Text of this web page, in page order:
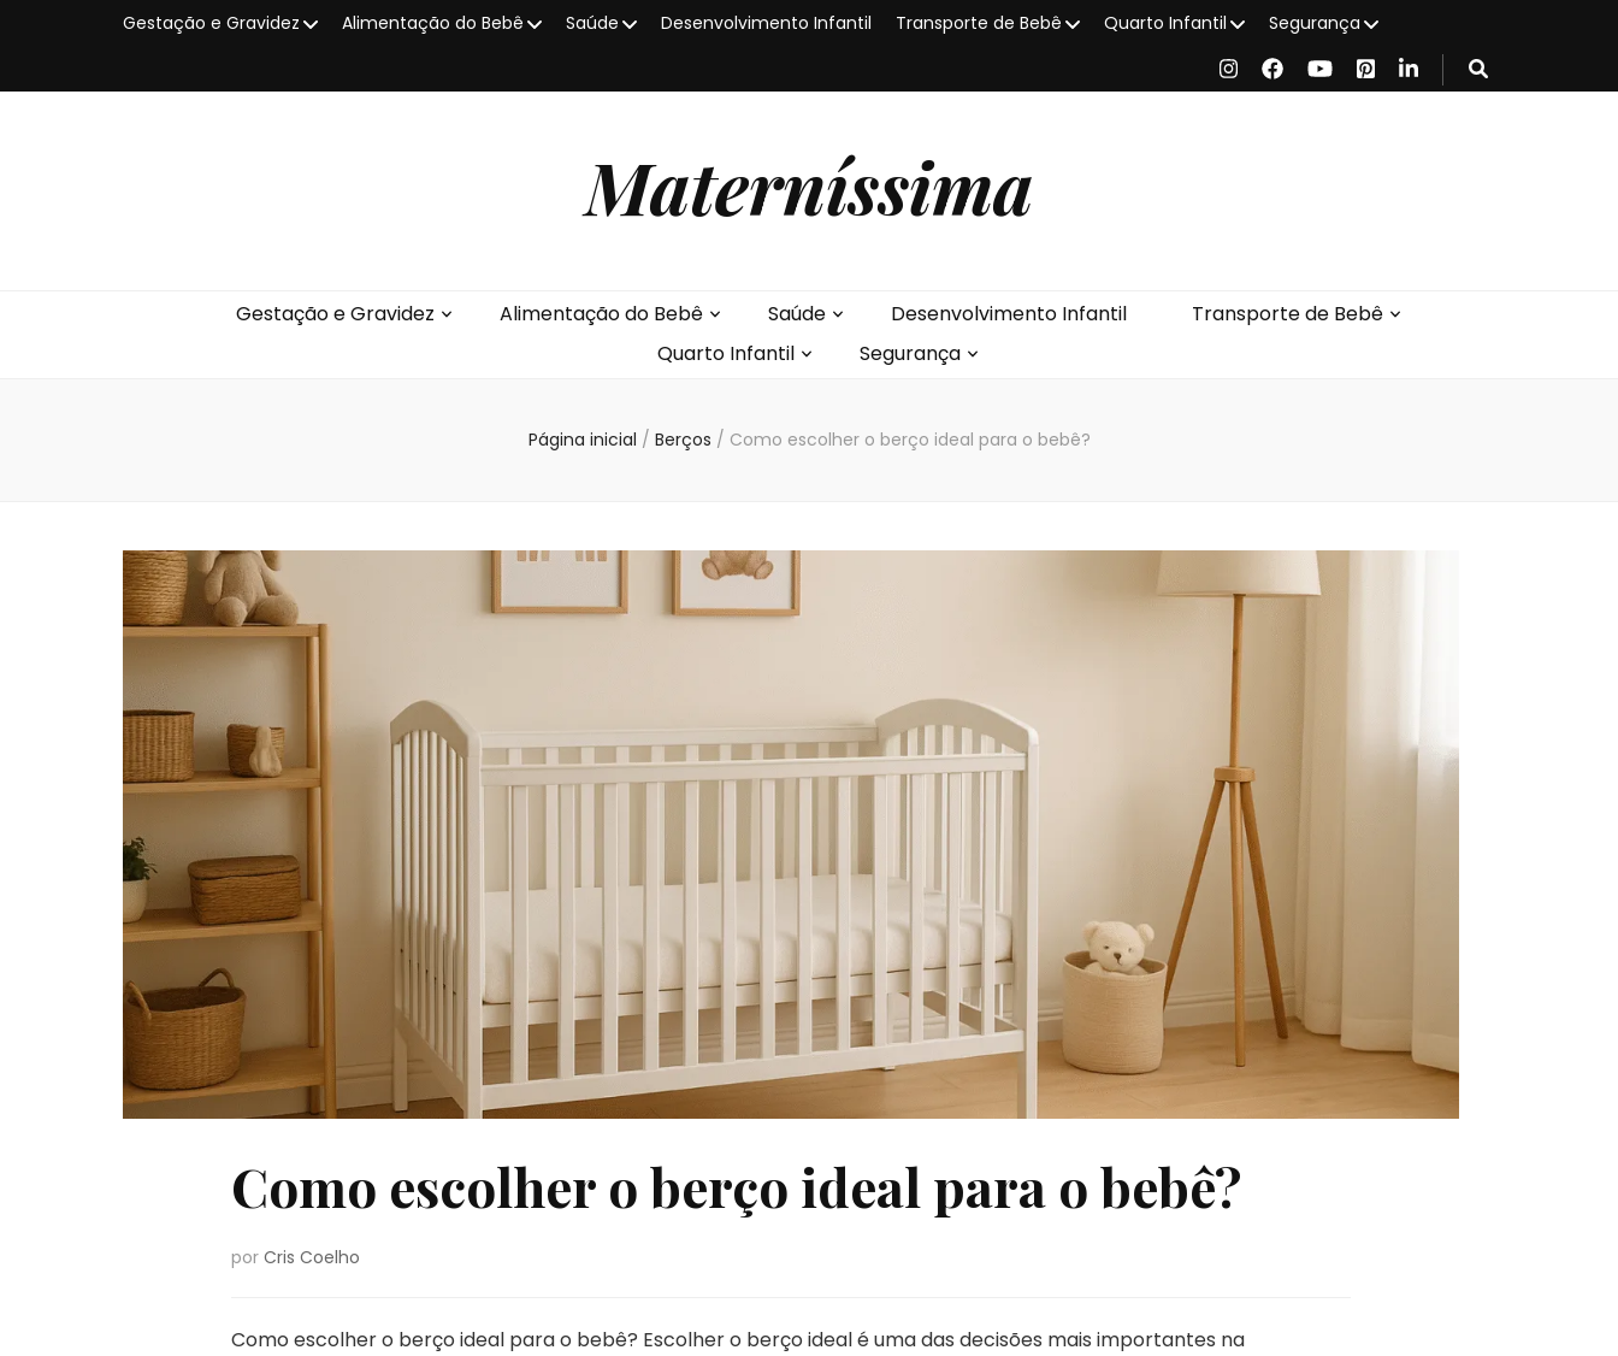
Gestação e Gravidez Alimentação do Bebê Saúde Desenvolvimento Infantil Transporte de Bebê Quarto Infantil Segurança
Materníssima
Gestação e Gravidez Alimentação do Bebê Saúde Desenvolvimento Infantil
Transporte de Bebê
Quarto Infantil
Segurança
Página inicial / Berços / Como escolher o berço ideal para o bebê?
Como escolher o berço ideal para o bebê?
por Cris Coelho
Como escolher o berço ideal para o bebê? Escolher o berço ideal é uma das decisões mais importantes na